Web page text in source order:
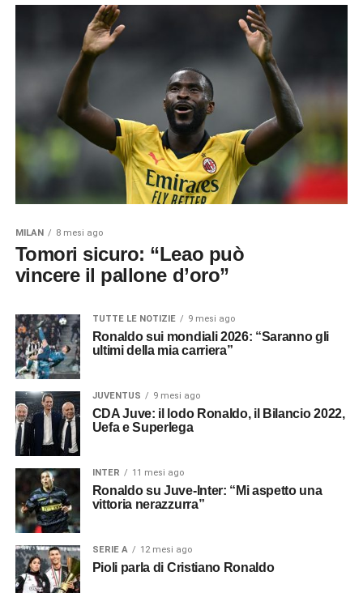
MILAN 8 mesi ago
Tomori sicuro: “Leao può
vincere il pallone d’oro”
TUTTE LE NOTIZIE 9 mesi ago
Ronaldo sui mondiali 2026: “Saranno gli
ultimi della mia carriera”
JUVENTUS 9 mesi ago
CDA Juve: il lodo Ronaldo, il Bilancio 2022,
Uefa e Superlega
INTER 11 mesi ago
Ronaldo su Juve-Inter: “Mi aspetto una
vittoria nerazzurra”
SERIE A 12 mesi ago
Pioli parla di Cristiano Ronaldo